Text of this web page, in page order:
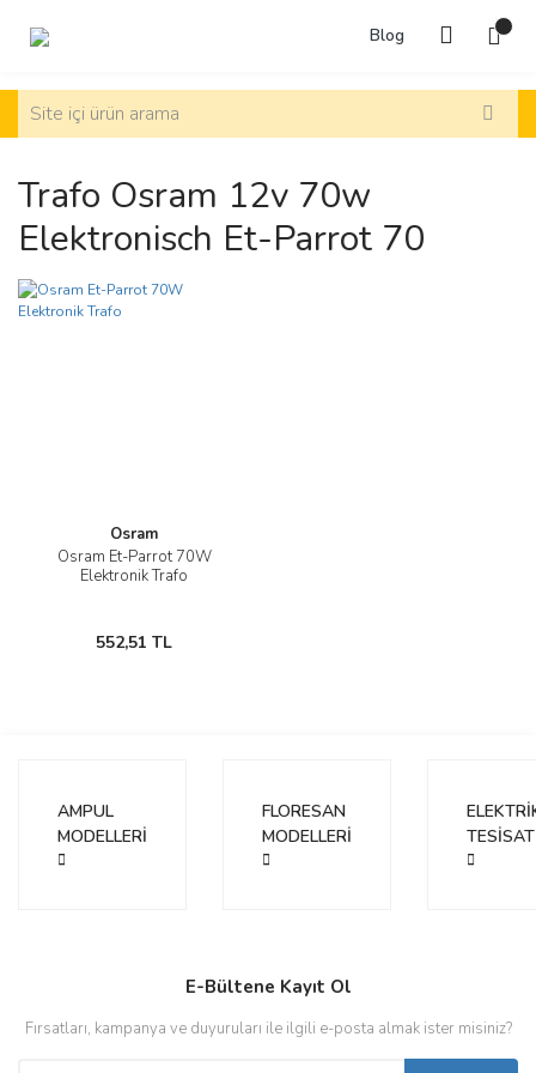
Blog
Trafo Osram 12v 70w
Elektronisch Et-Parrot 70
Osram
Osram Et-Parrot 70W
Elektronik Trafo
552,51 TL
AMPUL
MODELLERİ
FLORESAN
MODELLERİ
TESİSAT
E-Bültene Kayıt Ol
Fırsatları, kampanya ve duyuruları ile ilgili e-posta almak ister misiniz?